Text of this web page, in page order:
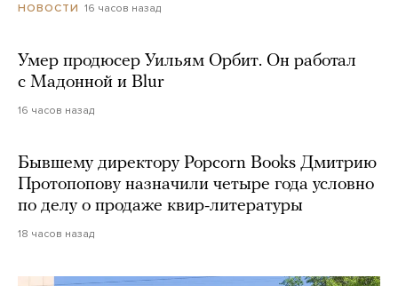
НОВОСТИ 16 часов назад
Умер продюсер Уильям Орбит. Он работал
с Мадонной и Blur
16 часов назад
Бывшему директору Popcorn Books Дмитрию
Протопопову назначили четыре года условно
по делу о продаже квир-литературы
18 часов назад